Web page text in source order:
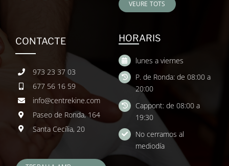
VEURE TOTS
CONTACTE
973 23 37 03
677 56 16 59
info@centrekine.com
Paseo de Ronda, 164
Santa Cecília, 20
HORARIS
lunes a viernes
P. de Ronda: de 08:00 a
20:00
Cappont: de 08:00 a
19:30
No cerramos al
mediodía